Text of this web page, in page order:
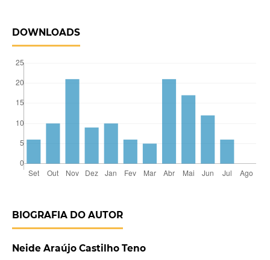
DOWNLOADS
BIOGRAFIA DO AUTOR
Neide Araújo Castilho Teno